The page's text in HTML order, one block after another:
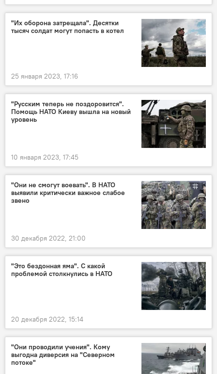
"Их оборона затрещала". Десятки
тысяч солдат могут попасть в котел
25 января 2023, 17:16
"Русским теперь не поздоровится".
Помощь НАТО Киеву вышла на новый
уровень
10 января 2023, 17:45
"Они не смогут воевать". В НАТО
выявили критически важное слабое
звено
30 декабря 2022, 21:00
"Это бездонная яма". С какой
проблемой столкнулись в НАТО
20 декабря 2022, 15:14
"Они проводили учения". Кому
выгодна диверсия на "Северном
потоке"